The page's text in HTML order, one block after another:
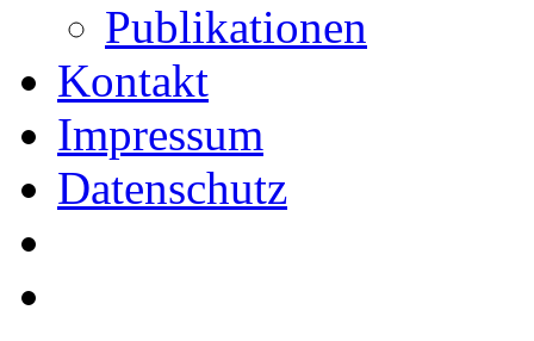
Publikationen
Kontakt
Impressum
Datenschutz